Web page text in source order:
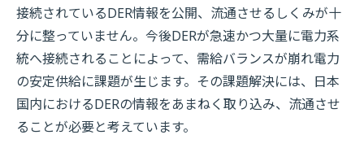
接続されているDER情報を公開、流通させるしくみが十
分に整っていません。今後DERが急速かつ大量に電力系
統へ接続されることによって、需給バランスが崩れ電力
の安定供給に課題が生じます。その課題解決には、日本
国内におけるDERの情報をあまねく取り込み、流通させ
ることが必要と考えています。